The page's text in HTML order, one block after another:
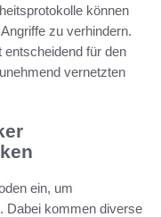
können
zu verhindern.
für den
vernetzten
ein, um
Dabei kommen diverse